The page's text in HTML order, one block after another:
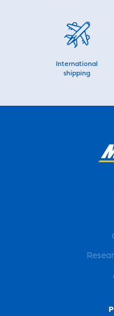
International
shipping